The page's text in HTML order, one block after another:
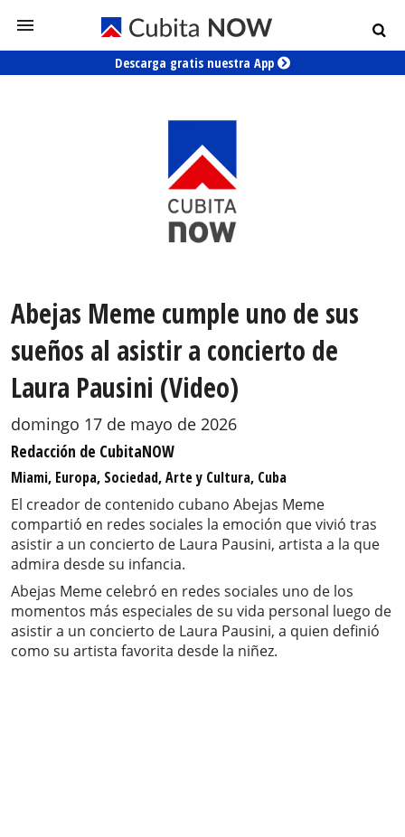
Descarga gratis nuestra App
Abejas Meme cumple uno de sus
sueños al asistir a concierto de
Laura Pausini (Video)
domingo 17 de mayo de 2026
Redacción de CubitaNOW
Miami, Europa, Sociedad, Arte y Cultura, Cuba
El creador de contenido cubano Abejas Meme
compartió en redes sociales la emoción que vivió tras
asistir a un concierto de Laura Pausini, artista a la que
admira desde su infancia.
Abejas Meme celebró en redes sociales uno de los
momentos más especiales de su vida personal luego de
asistir a un concierto de Laura Pausini, a quien definió
como su artista favorita desde la niñez.